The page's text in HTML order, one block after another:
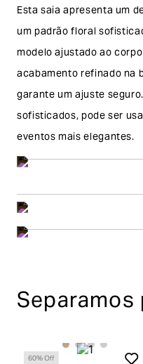
Esta saia apresenta um
um padrão floral
modelo ajustado ao
acabamento refinado na
garante um ajuste
sofisticados, pode ser
eventos mais elegantes.
dias corridos, a contar
envio do produto e
60% Off